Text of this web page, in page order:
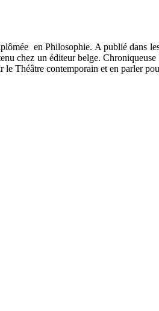
en Philosophie. A publié dans
chez un éditeur belge.
Théâtre contemporain et en parler